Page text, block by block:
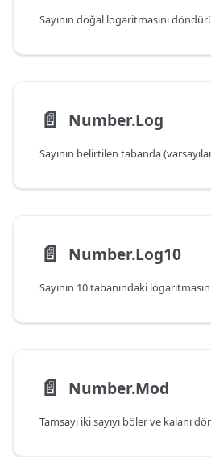
Sayının doğal logaritmasını
📄️ Number.Log
📄️ Number.Log10
Sayının 10 tabanındaki
📄️ Number.Mod
Tamsayı iki sayıyı böler ve kalanı